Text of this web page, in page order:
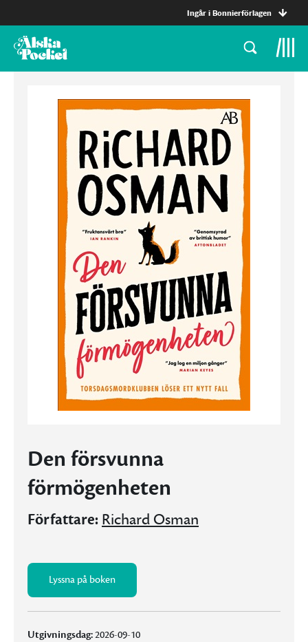
Ingår i Bonnierförlagen
Den försvunna
förmögenheten
Författare: Richard Osman
Lyssna på boken
Utgivningsdag:2026-09-10